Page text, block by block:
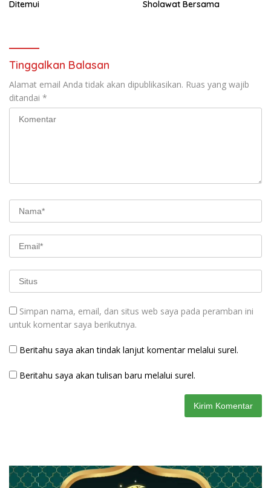
Ditemui Sholawat Bersama
Tinggalkan Balasan
Alamat email Anda tidak akan dipublikasikan. Ruas yang wajib
ditandai *
Simpan nama, email, dan situs web saya pada peramban ini
untuk komentar saya berikutnya.
Beritahu saya akan tindak lanjut komentar melalui surel.
Beritahu saya akan tulisan baru melalui surel.